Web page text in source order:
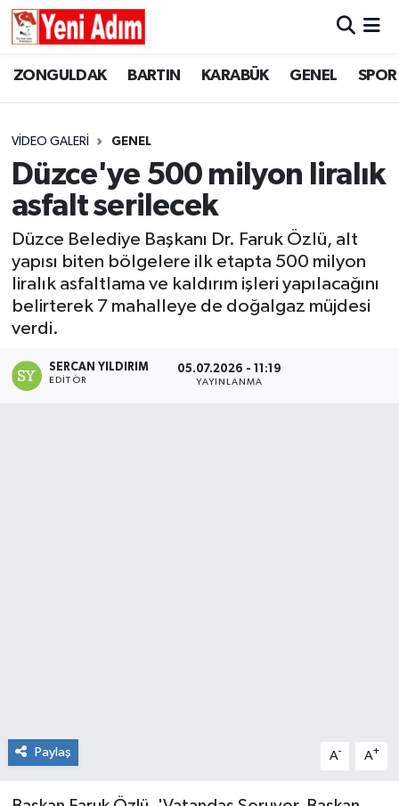
ZONGULDAK BARTIN KARABÜK GENEL SPOR
VIDEO GALERI GENEL
Düzce'ye 500 milyon liralık
asfalt serilecek
Düzce Belediye Başkanı Dr. Faruk Özlü, alt
yapısı biten bölgelere ilk etapta 500 milyon
liralık asfaltlama ve kaldırım işleri yapılacağını
belirterek 7 mahalleye de doğalgaz müjdesi
verdi.
SERCAN YILDIRIM
EDITÖR
05.07.2026 - 11:19
YAYINLANMA
Paylaş A- A+
ZONGULDAK
GÜNCEL
SİYASET
RESMİ İLAN
ZONGULDAK
GENEL
SPOR
SİYASET
GÜNCEL
Zonguldak Hava Durumu
Süper Lig Puan Durumu ve Fikstür
Tüm Manşetler
Son Dakika Haberleri
Haber Arşivi